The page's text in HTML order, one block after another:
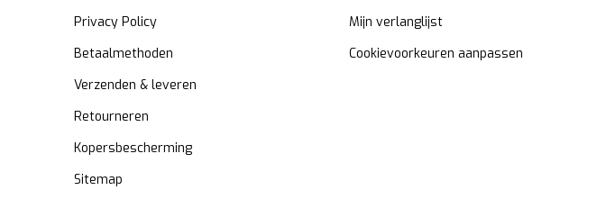
Privacy Policy
Betaalmethoden
Verzenden & leveren
Retourneren
Kopersbescherming
Sitemap
Mijn verlanglijst
Cookievoorkeuren aanpassen